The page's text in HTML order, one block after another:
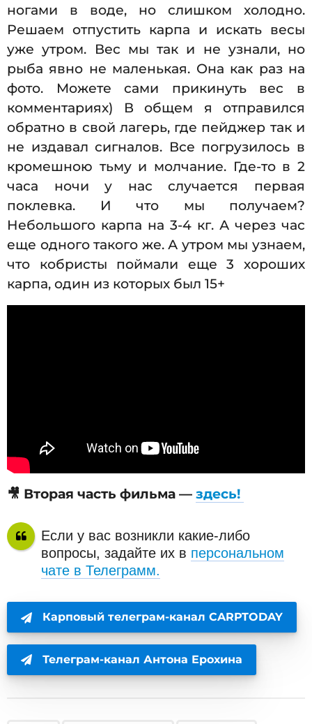
ногами в воде, но слишком холодно.
Решаем отпустить карпа и искать весы
уже утром. Вес мы так и не узнали, но
рыба явно не маленькая. Она как раз на
фото. Можете сами прикинуть вес в
комментариях) В общем я отправился
обратно в свой лагерь, где пейджер так и
не издавал сигналов. Все погрузилось в
кромешною тьму и молчание. Где-то в 2
часа ночи у нас случается первая
поклевка. И что мы получаем?
Небольшого карпа на 3-4 кг. А через час
еще одного такого же. А утром мы узнаем,
что кобристы поймали еще 3 хороших
карпа, один из которых был 15+
🎥 Вторая часть фильма — здесь!
Если у вас возникли какие-либо
вопросы, задайте их в персональном
чате в Телеграмм.
Карповый телеграм-канал CARPTODAY
Телеграм-канал Антона Ерохина